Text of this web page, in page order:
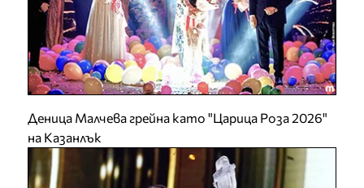
Деница Малчева грейна като "Царица Роза 2026"
на Казанлък